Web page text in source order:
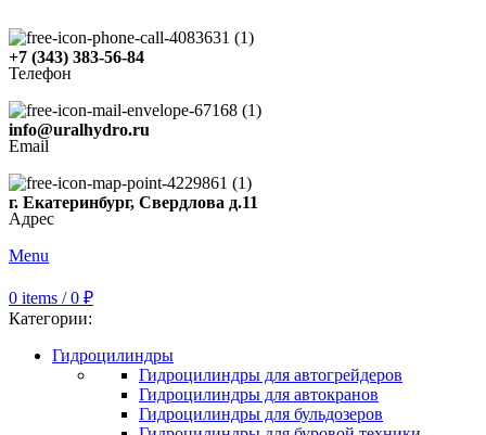
+7 (343) 383-56-84
Телефон
info@uralhydro.ru
Email
г. Екатеринбург, Свердлова д.11
Адрес
Menu
0 items / 0 ₽
Категории:
Гидроцилиндры
Гидроцилиндры для автогрейдеров
Гидроцилиндры для автокранов
Гидроцилиндры для бульдозеров